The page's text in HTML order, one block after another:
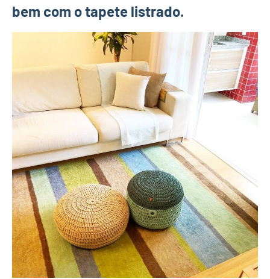
bem com o tapete listrado.